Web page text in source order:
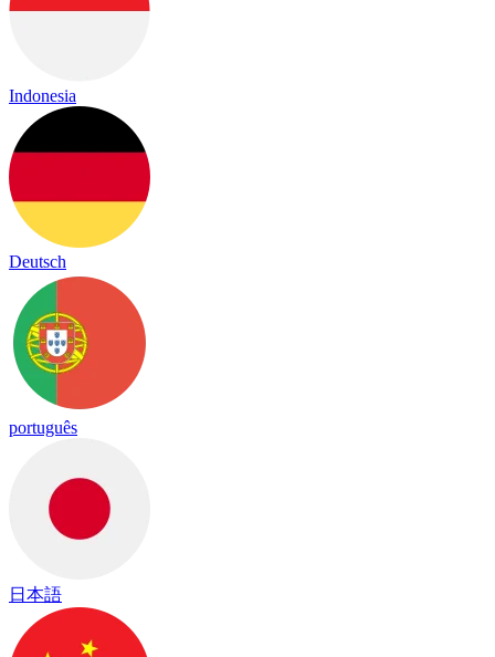
Indonesia
Deutsch
português
日本語